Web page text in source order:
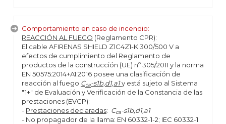
Comportamiento en caso de incendio:
REACCIÓN AL FUEGO (Reglamento CPR):
El cable AFIRENAS SHIELD Z1C4Z1-K 300/500 V a
efectos de cumplimiento del Reglamento de
productos de la construcción (UE) nº 305/2011 y la norma
EN 50575:2014+A1:2016 posee una clasificación de
reacción al fuego Cca-s1b,d1,a1y está sujeto al Sistema
"1+" de Evaluación y Verificación de la Constancia de las
prestaciones (EVCP):
- Prestaciones declaradas: Cca-s1b,d1,a1
- No propagador de la llama: EN 60332-1-2; IEC 60332-1